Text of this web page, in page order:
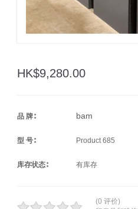
HK$9,280.00
品 牌∶ bam
型 号∶ Product 685
库存状态∶ 有库存
(0 评价)